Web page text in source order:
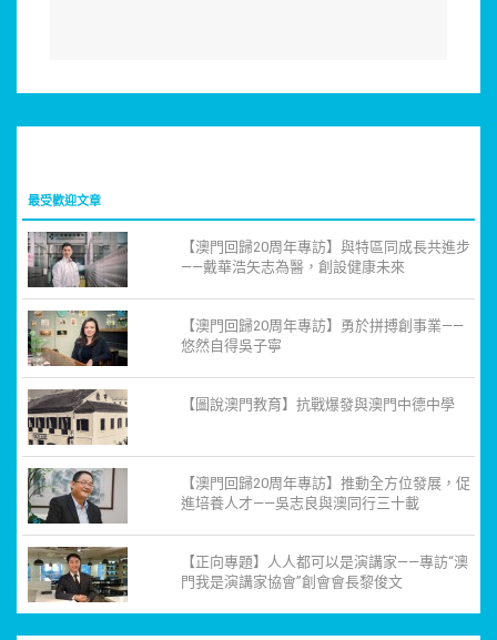
最受歡迎文章
【澳門回歸20周年專訪】與特區同成長共進步
——戴華浩矢志為醫，創設健康未來
【澳門回歸20周年專訪】勇於拼搏創事業——
悠然自得吳子寧
【圖說澳門教育】抗戰爆發與澳門中德中學
【澳門回歸20周年專訪】推動全方位發展，促
進培養人才——吳志良與澳同行三十載
【正向專題】人人都可以是演講家——專訪“澳
門我是演講家協會”創會會長黎俊文